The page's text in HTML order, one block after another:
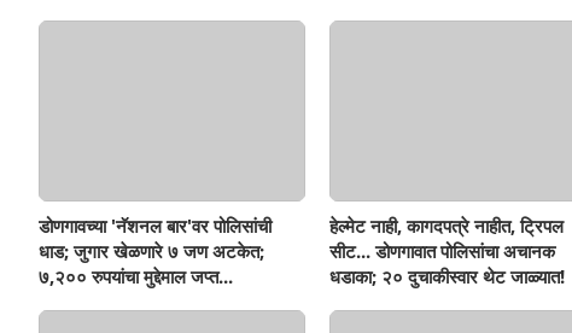
डोणगावच्या 'नॅशनल बार'वर पोलिसांची
धाड; जुगार खेळणारे ७ जण अटकेत;
७,२०० रुपयांचा मुद्देमाल जप्त...
हेल्मेट नाही, कागदपत्रे नाहीत, ट्रिपल
सीट... डोणगावात पोलिसांचा अचानक
धडाका; २० दुचाकीस्वार थेट जाळ्यात!